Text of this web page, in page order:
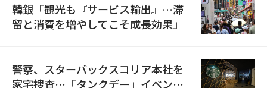
韓銀「観光も『サービス輸出』…滞
留と消費を増やしてこそ成長効果」
警察、スターバックスコリア本社を
家宅捜査…「タンクデー」イベント